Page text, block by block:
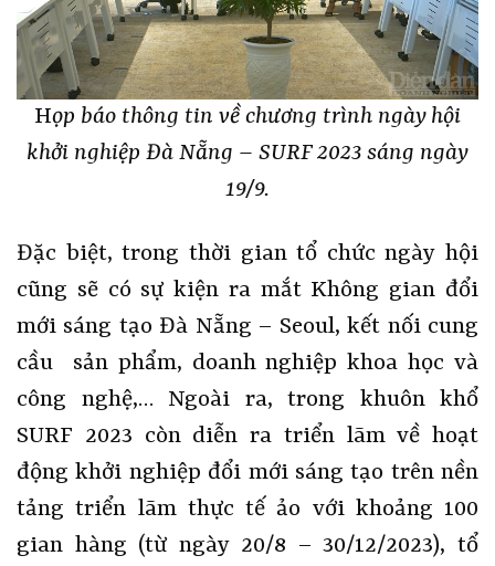
Họp báo thông tin về chương trình ngày hội
khởi nghiệp Đà Nẵng – SURF 2023 sáng ngày
19/9.
Đặc biệt, trong thời gian tổ chức ngày hội
cũng sẽ có sự kiện ra mắt Không gian đổi
mới sáng tạo Đà Nẵng – Seoul, kết nối cung
cầu sản phẩm, doanh nghiệp khoa học và
công nghệ,… Ngoài ra, trong khuôn khổ
SURF 2023 còn diễn ra triển lãm về hoạt
động khởi nghiệp đổi mới sáng tạo trên nền
tảng triển lãm thực tế ảo với khoảng 100
gian hàng (từ ngày 20/8 – 30/12/2023), tổ